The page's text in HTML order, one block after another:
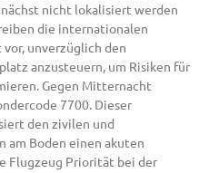
nicht lokalisiert werden
die internationalen
unverzüglich den
anzusteuern, um Risiken für
Gegen Mitternacht
7700. Dieser
den zivilen und
am Boden einen akuten
Flugzeug Priorität bei der